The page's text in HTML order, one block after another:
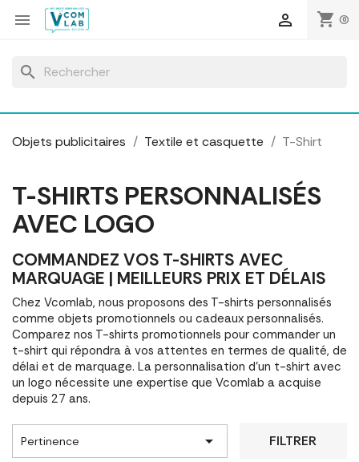
 shopping_cart (0)

search
Objets publicitaires Textile et casquette T-Shirt
T-SHIRTS PERSONNALISÉS
AVEC LOGO
COMMANDEZ VOS T-SHIRTS AVEC
MARQUAGE | MEILLEURS PRIX ET DÉLAIS
Chez Vcomlab, nous proposons des T-shirts personnalisés
comme objets promotionnels ou cadeaux personnalisés.
Comparez nos T-shirts promotionnels pour commander un
t-shirt qui répondra à vos attentes en termes de qualité, de
délai et de marquage. La personnalisation d'un t-shirt avec
un logo nécessite une expertise que Vcomlab a acquise
depuis 27 ans.
Pertinence  FILTRER
Panneau de gestion des cookies